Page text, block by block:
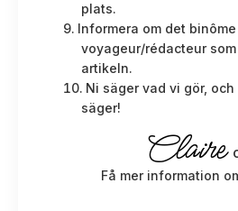
plats.
Informera om det binôme
voyageur/rédacteur
artikeln.
Ni säger vad vi gör,
säger!
Claire
Få mer information